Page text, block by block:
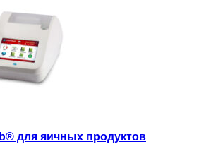
для яичных продуктов